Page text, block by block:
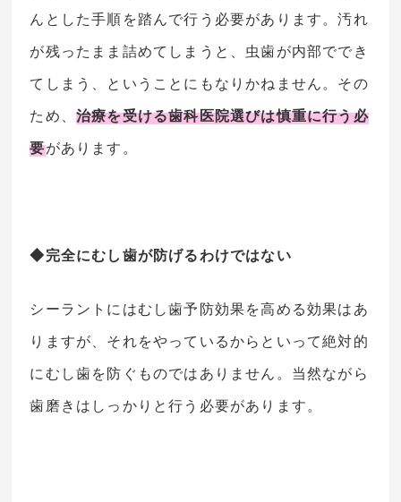
んとした手順を踏んで行う必要があります。汚れ
が残ったまま詰めてしまうと、虫歯が内部ででき
てしまう、ということにもなりかねません。その
ため、治療を受ける歯科医院選びは慎重に行う必
要があります。
◆完全にむし歯が防げるわけではない
シーラントにはむし歯予防効果を高める効果はあ
りますが、それをやっているからといって絶対的
にむし歯を防ぐものではありません。当然ながら
歯磨きはしっかりと行う必要があります。